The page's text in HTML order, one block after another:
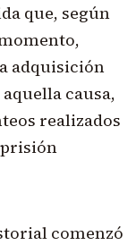
que, según
adquisición
causa,
realizados
comenzó